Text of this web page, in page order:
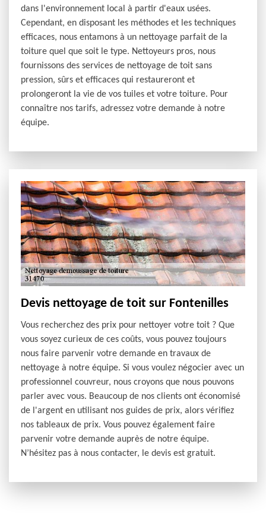
dans l'environnement local à partir d'eaux usées.
Cependant, en disposant les méthodes et les techniques
efficaces, nous entamons à un nettoyage parfait de la
toiture quel que soit le type. Nettoyeurs pros, nous
fournissons des services de nettoyage de toit sans
pression, sûrs et efficaces qui restaureront et
prolongeront la vie de vos tuiles et votre toiture. Pour
connaître nos tarifs, adressez votre demande à notre
équipe.
Devis nettoyage de toit sur Fontenilles
Vous recherchez des prix pour nettoyer votre toit ? Que
vous soyez curieux de ces coûts, vous pouvez toujours
nous faire parvenir votre demande en travaux de
nettoyage à notre équipe. Si vous voulez négocier avec un
professionnel couvreur, nous croyons que nous pouvons
parler avec vous. Beaucoup de nos clients ont économisé
de l'argent en utilisant nos guides de prix, alors vérifiez
nos tableaux de prix. Vous pouvez également faire
parvenir votre demande auprès de notre équipe.
N’hésitez pas à nous contacter, le devis est gratuit.